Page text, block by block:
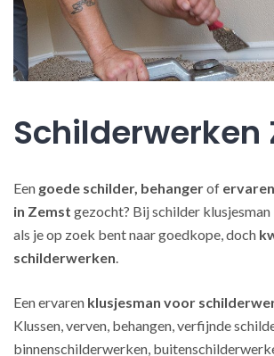
Schilderwerken
Een goede schilder, behangerof
in Zemst gezocht? Bij schilder
als je op zoek bent naar goedkope, doch
schilderwerken.
Een ervaren klusjesman voor
Klussen, verven, behangen, verfijnde
binnenschilderwerken,